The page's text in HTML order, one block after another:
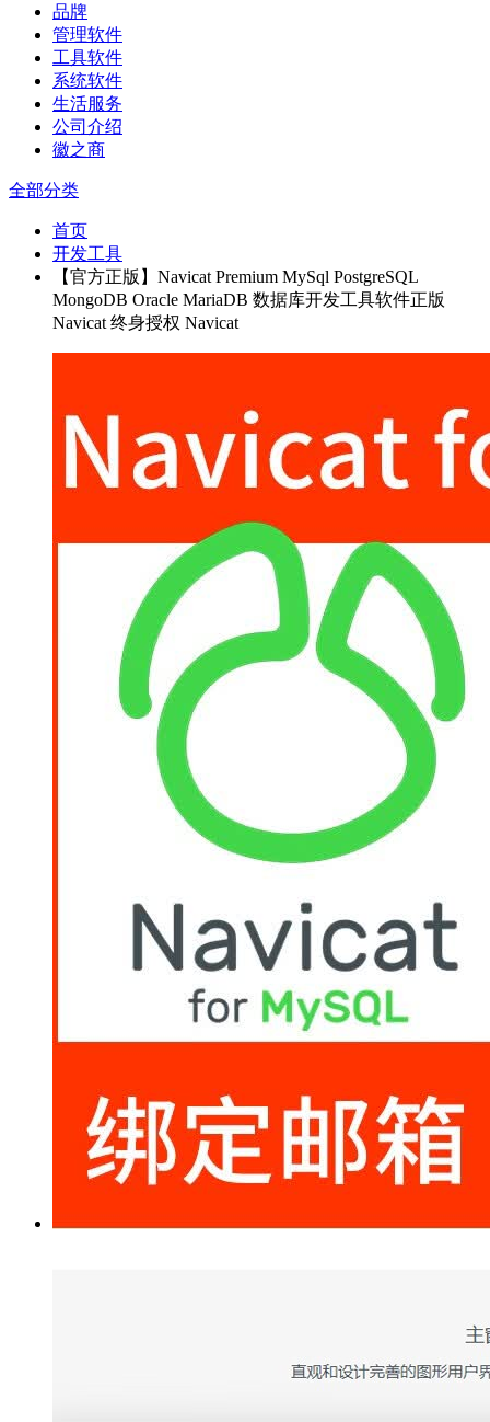
品牌
管理软件
工具软件
系统软件
生活服务
公司介绍
徽之商
全部分类
首页
开发工具
【官方正版】Navicat Premium MySql PostgreSQL
MongoDB Oracle MariaDB 数据库开发工具软件正版
Navicat 终身授权 Navicat